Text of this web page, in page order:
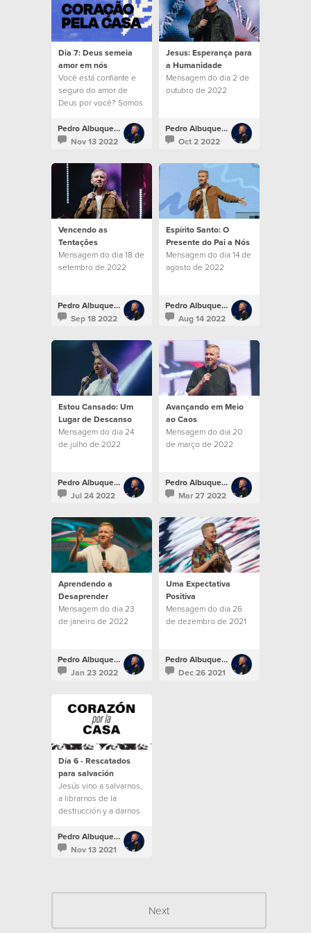
capaces de amar a las
personas que nos
rodean”.
Dia 7: Deus semeia
amor em nós
Você está confiante e
seguro do amor de
Deus por você? Somos
este amor diariamente.
Pedro Albuquerque
Nov 13 2022
Jesus: Esperança para
a Humanidade
Mensagem do dia 2 de
outubro de 2022
Pedro Albuquerque
Oct 2 2022
Vencendo as
Tentações
Mensagem do dia 18 de
setembro de 2022
Pedro Albuquerque
Sep 18 2022
Espírito Santo: O
Presente do Pai a Nós
Mensagem do dia 14 de
agosto de 2022
Pedro Albuquerque
Aug 14 2022
Estou Cansado: Um
Lugar de Descanso
Mensagem do dia 24
de julho de 2022
Pedro Albuquerque
Jul 24 2022
Avançando em Meio
ao Caos
Mensagem do dia 20
de março de 2022
Pedro Albuquerque
Mar 27 2022
Aprendendo a
Desaprender
Mensagem do dia 23
de janeiro de 2022
Pedro Albuquerque
Jan 23 2022
Uma Expectativa
Positiva
Mensagem do dia 26
de dezembro de 2021
Pedro Albuquerque
Dec 26 2021
Día 6 - Rescatados
para salvación
Jesús vino a salvarnos,
a librarnos de la
destrucción y a darnos
Pedro Albuquerque
Nov 13 2021
Next